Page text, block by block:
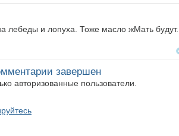
лебеды и лопуха. Тоже масло жМать будут...
завершен
авторизованные пользователи.